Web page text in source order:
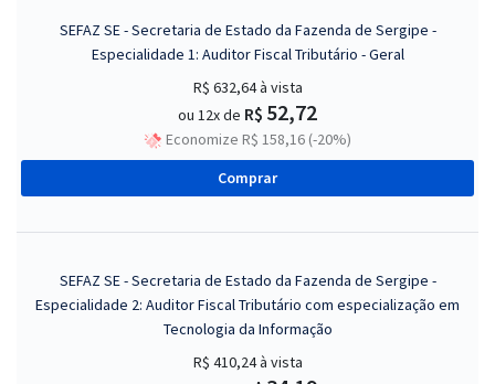
SEFAZ SE - Secretaria de Estado da Fazenda de Sergipe -
Especialidade 1: Auditor Fiscal Tributário - Geral
R$ 632,64à vista
ou 12x de R$ 52,72
Economize R$ 158,16 (-20%)
Comprar
SEFAZ SE - Secretaria de Estado da Fazenda de Sergipe -
Especialidade 2: Auditor Fiscal Tributário com especialização em
Tecnologia da Informação
R$ 410,24à vista